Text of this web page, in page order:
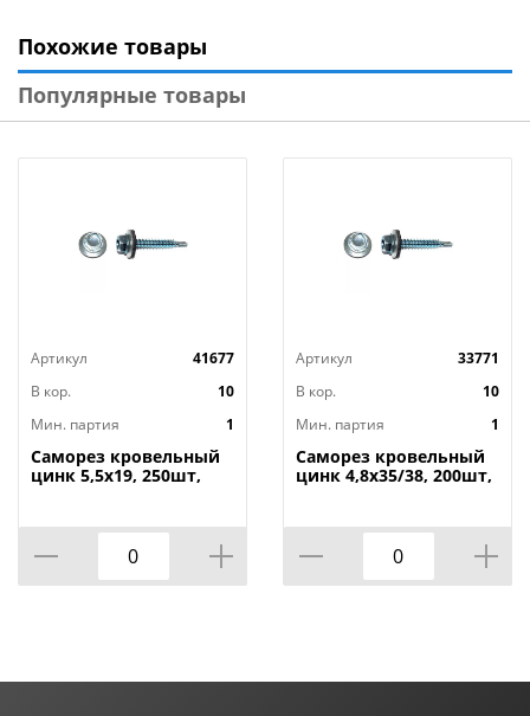
Похожие товары
Популярные товары
Артикул
41677
В кор.
10
Мин. партия
1
Саморез кровельный
цинк 5,5х19, 250шт,
Артикул
33771
В кор.
10
Мин. партия
1
Саморез кровельный
цинк 4,8х35/38, 200шт,